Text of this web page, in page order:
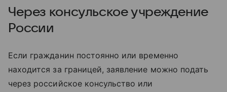
Через консульское учреждение
России
Если гражданин постоянно или временно
находится за границей, заявление можно подать
через российское консульство или